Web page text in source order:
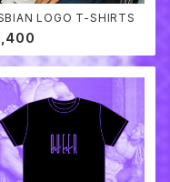
LOGO T-SHIRTS